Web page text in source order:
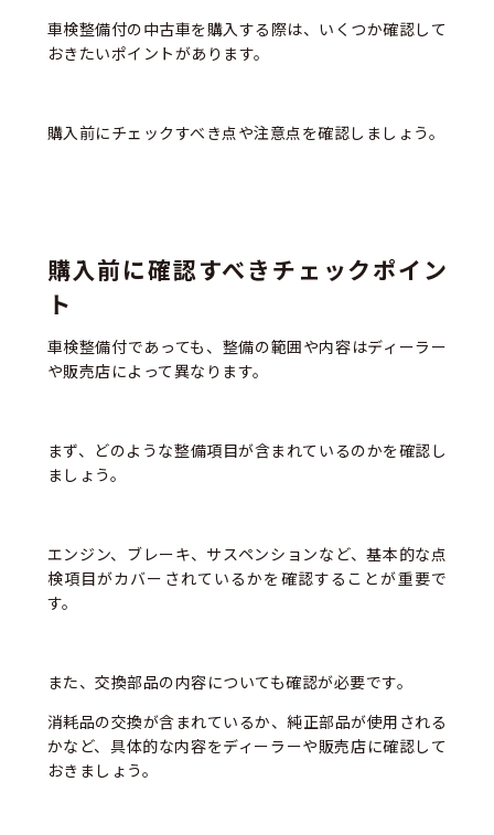
車検整備付の中古車を購入する際は、いくつか確認して
おきたいポイントがあります。
購入前にチェックすべき点や注意点を確認しましょう。
購入前に確認すべきチェックポイン
ト
車検整備付であっても、整備の範囲や内容はディーラー
や販売店によって異なります。
まず、どのような整備項目が含まれているのかを確認し
ましょう。
エンジン、ブレーキ、サスペンションなど、基本的な点
検項目がカバーされているかを確認することが重要で
す。
また、交換部品の内容についても確認が必要です。
消耗品の交換が含まれているか、純正部品が使用される
かなど、具体的な内容をディーラーや販売店に確認して
おきましょう。